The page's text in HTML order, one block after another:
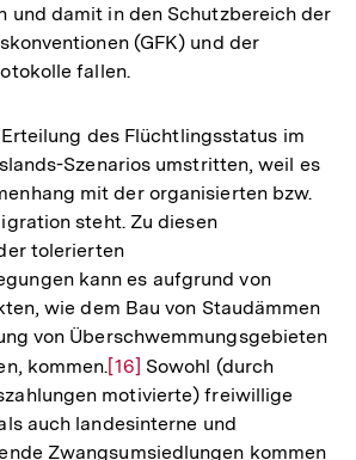
und damit in den Schutzbereich der
(GFK) und der
fallen.
des Flüchtlingsstatus im
Szenarios umstritten, weil es
mit der organisierten bzw.
steht. Zu diesen
tolerierten
kann es aufgrund von
wie dem Bau von Staudämmen
von Überschwemmungsgebieten
kommen.Zur
Auflösung
der
[16] Sowohl (durch
motivierte) freiwillige
auch landesinterne und
Zwangsumsiedlungen kommen